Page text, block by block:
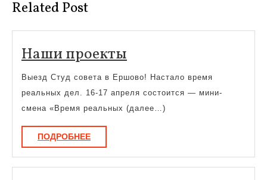
Related Post
Наши проектыНаши
проекты
Выезд Студ совета в Ершово! Настало время
реальных дел. 16-17 апреля состоится — мини-
смена «Время реальных (далее…)
ПОДРОБНЕЕПОДРОБНЕЕ